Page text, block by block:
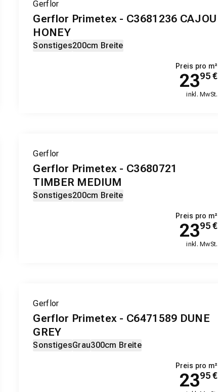
Gerflor
Gerflor Primetex - C3681236 CAJOU
HONEY
Sonstiges200cm Breite
Preis pro m²
2395€
inkl. MwSt.
Gerflor
Gerflor Primetex - C3680721
TIMBER MEDIUM
Sonstiges200cm Breite
Preis pro m²
2395€
inkl. MwSt.
Gerflor
Gerflor Primetex - C6471589 DUNE
GREY
SonstigesGrau300cm Breite
Preis pro m²
2395€